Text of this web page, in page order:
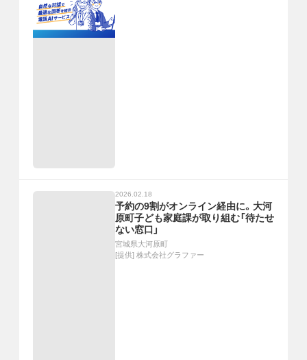
2026.02.18
予約の9割がオンライン経由に。大河
原町子ども家庭課が取り組む「待たせ
ない窓口」
宮城県大河原町
[提供] 株式会社グラファー